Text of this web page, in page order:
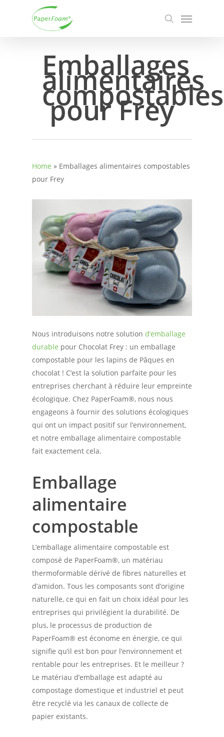
search
Menu
Emballages
alimentaires
compostables
pour Frey
Home » Emballages alimentaires compostables
pour Frey
Nous introduisons notre solution d’emballage
durable pour Chocolat Frey : un emballage
compostable pour les lapins de Pâques en
chocolat ! C’est la solution parfaite pour les
entreprises cherchant à réduire leur empreinte
écologique. Chez PaperFoam®, nous nous
engageons à fournir des solutions écologiques
qui ont un impact positif sur l’environnement,
et notre emballage alimentaire compostable
fait exactement cela.
Emballage
alimentaire
compostable
L’emballage alimentaire compostable est
composé de PaperFoam®, un matériau
thermoformable dérivé de fibres naturelles et
d’amidon. Tous les composants sont d’origine
naturelle, ce qui en fait un choix idéal pour les
entreprises qui privilégient la durabilité. De
plus, le processus de production de
PaperFoam® est économe en énergie, ce qui
signifie qu’il est bon pour l’environnement et
rentable pour les entreprises. Et le meilleur ?
Le matériau d’emballage est adapté au
compostage domestique et industriel et peut
être recyclé via les canaux de collecte de
papier existants.